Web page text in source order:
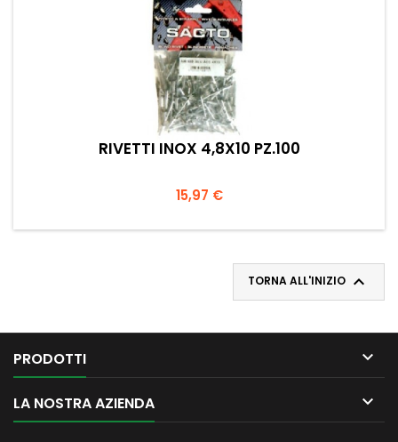
RIVETTI INOX 4,8X10 PZ.100
Prezzo
15,97 €
TORNA ALL'INIZIO 
PRODOTTI 
LA NOSTRA AZIENDA 